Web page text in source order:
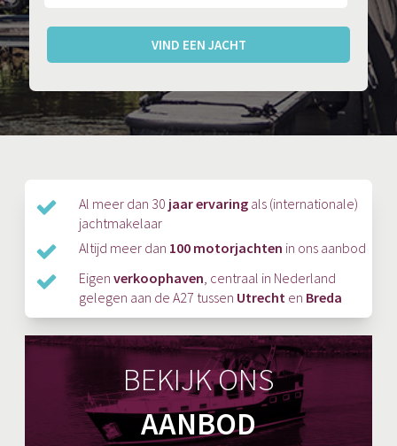
VIND EEN JACHT
Al meer dan 30 jaar ervaring als (internationale)
jachtmakelaar
Altijd meer dan 100 motorjachten in ons aanbod
Eigenverkoophaven, centraal in Nederland
gelegen aan de A27 tussen Utrecht en Breda
BEKIJK ONS
AANBOD